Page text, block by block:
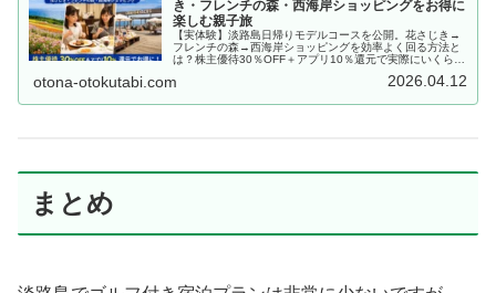
き・フレンチの森・西海岸ショッピングをお得に
楽しむ親子旅
【実体験】淡路島日帰りモデルコースを公開。花さじき→
フレンチの森→西海岸ショッピングを効率よく回る方法と
は？株主優待30％OFF＋アプリ10％還元で実際にいくら得
otona-otokutabi.com 2026.04.12
まとめ